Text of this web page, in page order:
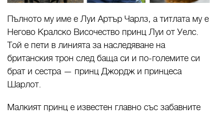
Пълното му име е Луи Артър Чарлз, а титлата му е
Негово Кралско Височество принц Луи от Уелс.
Той е пети в линията за наследяване на
британския трон след баща си и по-големите си
брат и сестра — принц Джордж и принцеса
Шарлот.
Малкият принц е известен главно със забавните